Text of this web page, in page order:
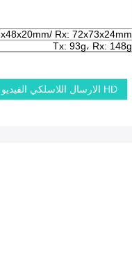
Rx: 72x73x24mm
Tx: 93g، Rx: 148g
HD الارسال اللاسلكي الفيديو